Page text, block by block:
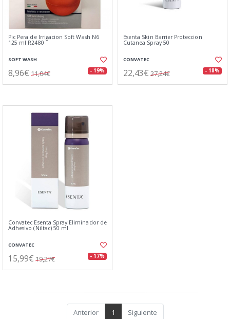
Pic Pera de Irrigacion Soft Wash N6
125 ml R2480
SOFT WASH
8,96€ 11,04€ - 19%
Esenta Skin Barrier Proteccion
Cutanea Spray 50
CONVATEC
22,43€ 27,24€ - 18%
Convatec Esenta Spray Eliminador de
Adhesivo (Niltac) 50 ml
CONVATEC
15,99€ 19,27€ - 17%
Anterior 1 Siguiente